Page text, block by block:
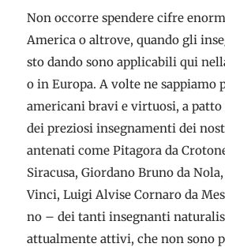
Non occorre spendere cifre
America o altrove, quando gli
sto dando sono applicabili qui
o in Europa. A volte ne sappiamo
americani bravi e virtuosi, a
dei preziosi insegnamenti dei
antenati come Pitagora da
Siracusa, Giordano Bruno da
Vinci, Luigi Alvise Cornaro da
no – dei tanti insegnanti
attualmente attivi, che non sono